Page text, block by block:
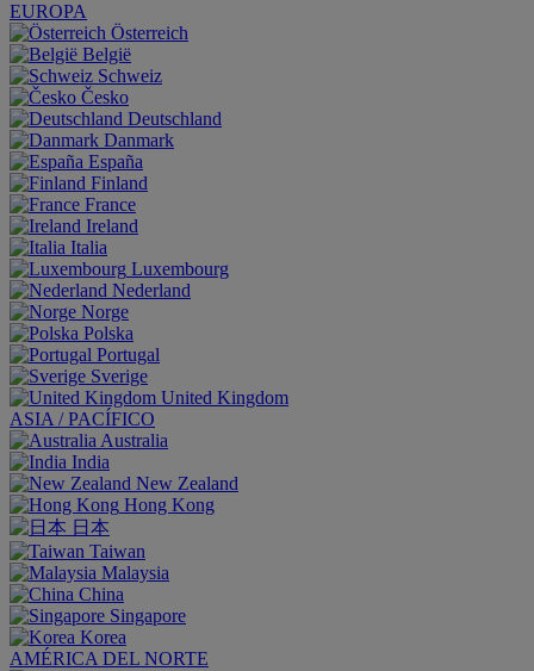
EUROPA
Österreich
België
Schweiz
Česko
Deutschland
Danmark
España
Finland
France
Ireland
Italia
Luxembourg
Nederland
Norge
Polska
Portugal
Sverige
United Kingdom
ASIA / PACÍFICO
Australia
India
New Zealand
Hong Kong
日本
Taiwan
Malaysia
China
Singapore
Korea
AMÉRICA DEL NORTE